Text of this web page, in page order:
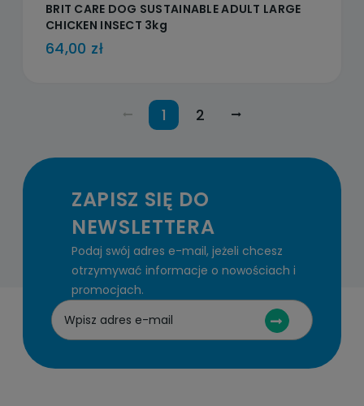
BRIT CARE DOG SUSTAINABLE ADULT LARGE
CHICKEN INSECT 3kg
64,00 zł
1 2
ZAPISZ SIĘ DO
NEWSLETTERA
Podaj swój adres e-mail, jeżeli chcesz
otrzymywać informacje o nowościach i
promocjach.